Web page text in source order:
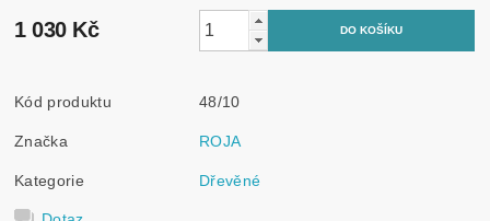
1 030 Kč
Kód produktu 48/10
Značka ROJA
Kategorie Dřevěné